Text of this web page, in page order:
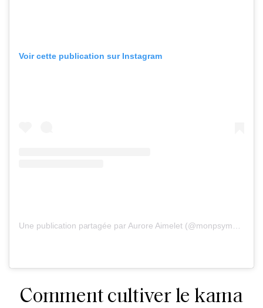
Voir cette publication sur Instagram
Comment cultiver le kama